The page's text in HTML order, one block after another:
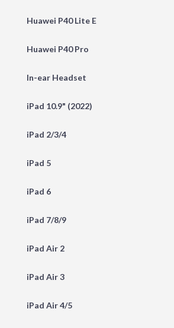
Huawei P40 Lite E
Huawei P40 Pro
In-ear Headset
iPad 10.9" (2022)
iPad 2/3/4
iPad 5
iPad 6
iPad 7/8/9
iPad Air 2
iPad Air 3
iPad Air 4/5